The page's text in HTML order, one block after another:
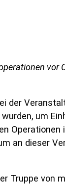
vor
der
um
Operationen
an dieser
Truppe von